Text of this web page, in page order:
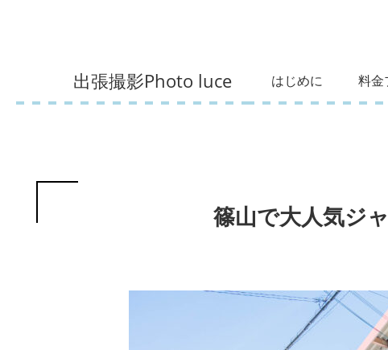
出張撮影Photo luce はじめに 料金
篠山で大人気ジ